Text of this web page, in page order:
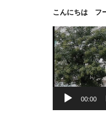
こんにちは フ
動
画
プ
レ
ー
00:00